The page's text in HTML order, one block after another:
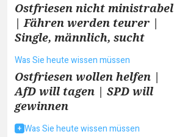
Ostfriesen nicht ministrabel
| Fähren werden teurer |
Single, männlich, sucht
Was Sie heute wissen müssen
Ostfriesen wollen helfen |
AfD will tagen | SPD will
gewinnen
Was Sie heute wissen müssen